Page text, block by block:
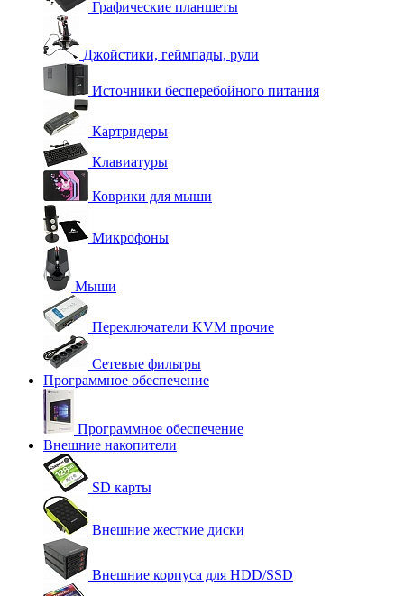
Графические планшеты
Джойстики, геймпады, рули
Источники бесперебойного питания
Картридеры
Клавиатуры
Коврики для мыши
Микрофоны
Мыши
Переключатели KVM прочие
Сетевые фильтры
Программное обеспечение
Программное обеспечение
Внешние накопители
SD карты
Внешние жесткие диски
Внешние корпуса для HDD/SSD